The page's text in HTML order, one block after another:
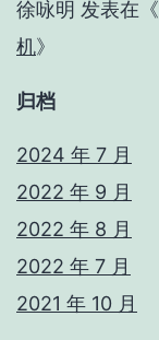
徐咏明 发表在《
机》
归档
2024 年 7 月
2022 年 9 月
2022 年 8 月
2022 年 7 月
2021 年 10 月